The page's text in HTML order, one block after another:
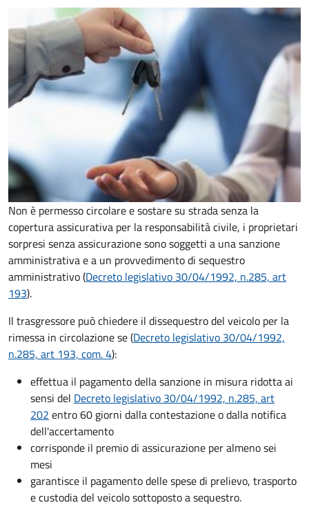
Non è permesso circolare e sostare su strada senza la
copertura assicurativa per la responsabilità civile, i proprietari
sorpresi senza assicurazione sono soggetti a una sanzione
amministrativa e a un provvedimento di sequestro
amministrativo (Decreto legislativo 30/04/1992, n.285, art
193).
Il trasgressore può chiedere il dissequestro del veicolo per la
rimessa in circolazione se (Decreto legislativo 30/04/1992,
n.285, art 193, com. 4):
effettua il pagamento della sanzione in misura ridotta ai
sensi del Decreto legislativo 30/04/1992, n.285, art
202 entro 60 giorni dalla contestazione o dalla notifica
dell'accertamento
corrisponde il premio di assicurazione per almeno sei
mesi
garantisce il pagamento delle spese di prelievo, trasporto
e custodia del veicolo sottoposto a sequestro.